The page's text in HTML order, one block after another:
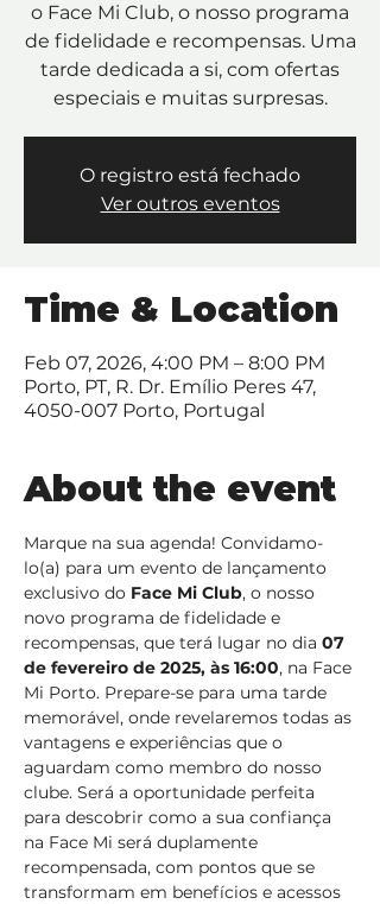
o Face Mi Club, o nosso programa
de fidelidade e recompensas. Uma
tarde dedicada a si, com ofertas
especiais e muitas surpresas.
O registro está fechado
Ver outros eventos
Time & Location
Feb 07, 2026, 4:00 PM – 8:00 PM
Porto, PT, R. Dr. Emílio Peres 47,
4050-007 Porto, Portugal
About the event
Marque na sua agenda! Convidamo-
lo(a) para um evento de lançamento
exclusivo do Face Mi Club, o nosso
novo programa de fidelidade e
recompensas, que terá lugar no dia 07
de fevereiro de 2025, às 16:00, na Face
Mi Porto. Prepare-se para uma tarde
memorável, onde revelaremos todas as
vantagens e experiências que o
aguardam como membro do nosso
clube. Será a oportunidade perfeita
para descobrir como a sua confiança
na Face Mi será duplamente
recompensada, com pontos que se
transformam em benefícios e acessos